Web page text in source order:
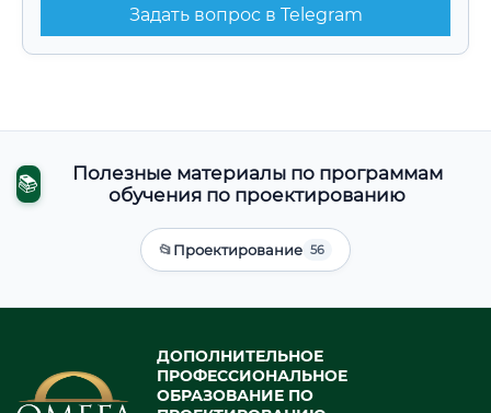
Задать вопрос в Telegram
📚
Полезные материалы по программам
обучения по проектированию
📂Проектирование 56
ДОПОЛНИТЕЛЬНОЕ
ПРОФЕССИОНАЛЬНОЕ
ОБРАЗОВАНИЕ ПО